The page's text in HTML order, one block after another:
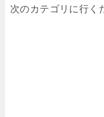
次のカテゴリに行く